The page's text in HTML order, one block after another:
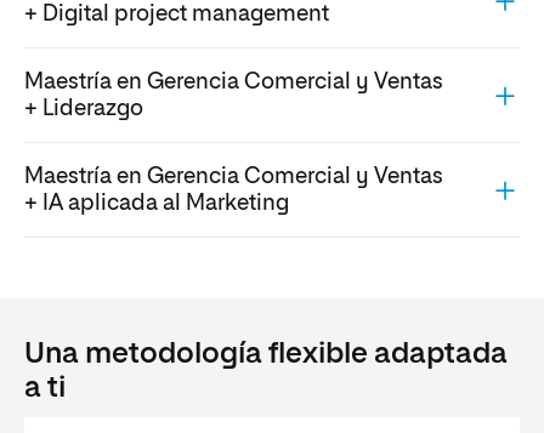
+ Digital project management
Maestría en Gerencia Comercial y Ventas
+ Liderazgo
Maestría en Gerencia Comercial y Ventas
+ IA aplicada al Marketing
Una metodología flexible adaptada
a ti